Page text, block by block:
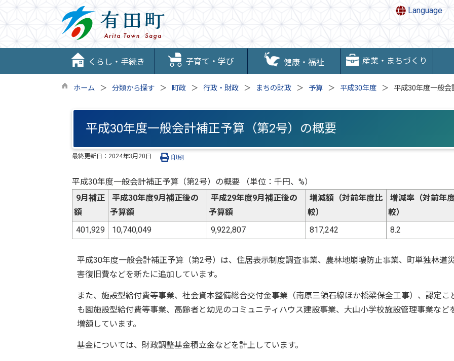
Language
くらし・手続き 子育て・学び 健康・福祉 産業・まちづくり
ホーム 分類から探す 町政 行政・財政 まちの財政 予算 平成30年度 平成30年度一般
平成30年度一般会計補正予算（第2号）の概要
最終更新日： 2024年3月20日 印刷
平成30年度一般会計補正予算（第2号）の概要 （単位：千円、%）
9月補正
額
平成30年度9月補正後の
予算額
平成29年度9月補正後の
予算額
増減額（対前年度比
較）
増減率（対前年
較）
401,929
10,740,049 9,922,807 817,242 8.2
平成30年度一般会計補正予算（第2号）は、住居表示制度調査事業、農林地崩壊防止事業、町単独林道
害復旧費などを新たに追加しています。
また、施設型給付費等事業、社会資本整備総合交付金事業（南原三領石線ほか橋梁保全工事）、認定こ
も園施設型給付費等事業、高齢者と幼児のコミュニティハウス建設事業、大山小学校施設管理事業など
増額しています。
基金については、財政調整基金積立金などを計上しています。